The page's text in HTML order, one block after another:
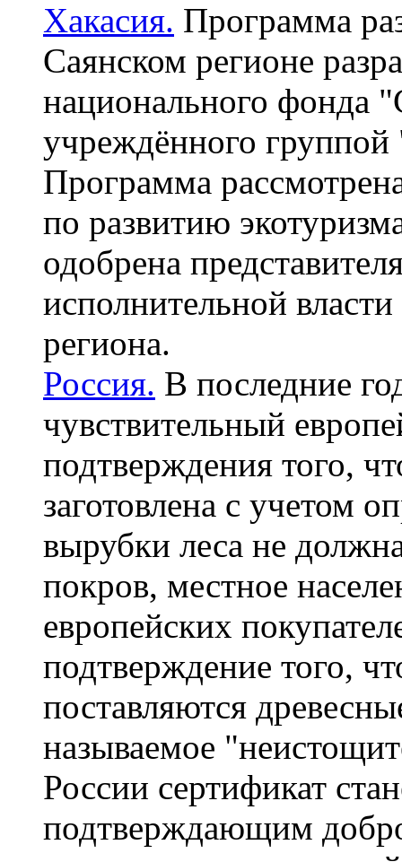
Хакасия. Программа
Саянском регионе
национального фонда
учреждённого
Программа
по развитию
одобрена
исполнительной
региона.
Россия. В последние
чувствительный
подтверждения того,
заготовлена с учетом
вырубки леса не
покров, местное
европейских
подтверждение того,
поставляются
называемое
России сертификат
подтверждающим